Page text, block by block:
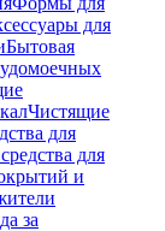
для
Бытовая
Чистящие
для
для
и
за